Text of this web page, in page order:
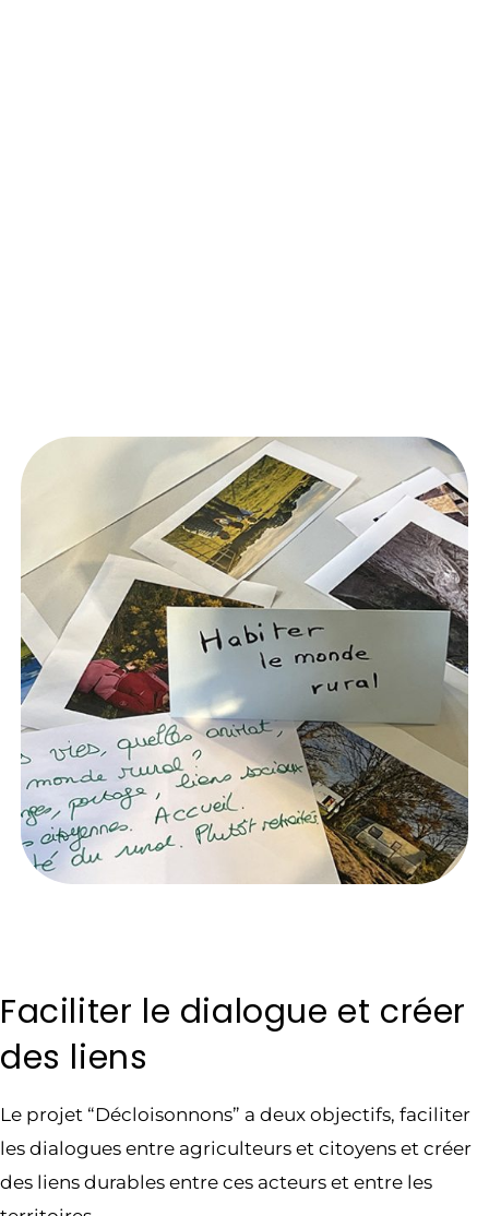
Faciliter le dialogue et créer
des liens
Le projet “Décloisonnons” a deux objectifs, faciliter
les dialogues entre agriculteurs et citoyens et créer
des liens durables entre ces acteurs et entre les